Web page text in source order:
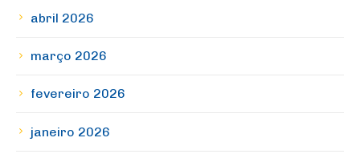
abril 2026
março 2026
fevereiro 2026
janeiro 2026